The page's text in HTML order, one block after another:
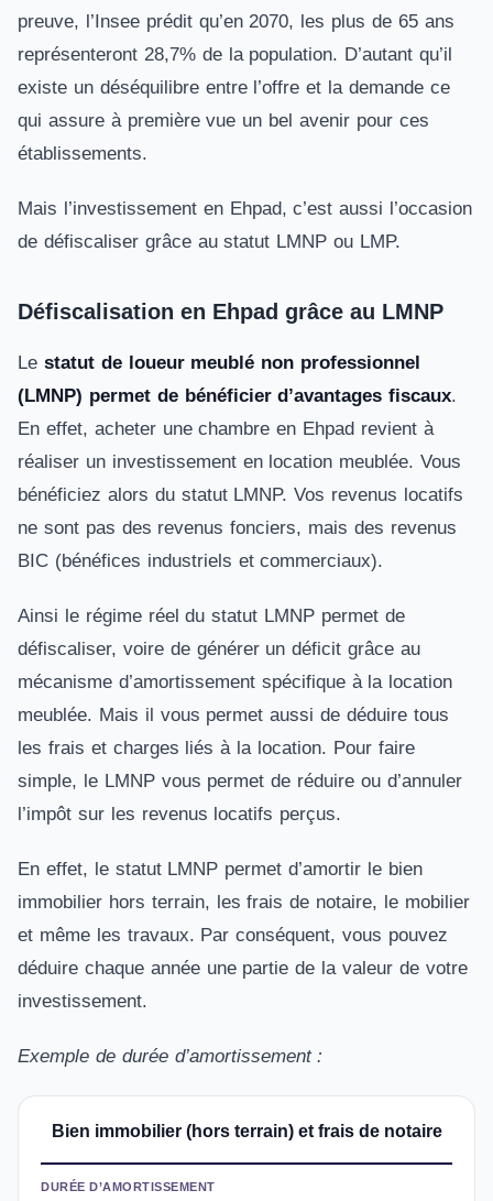
preuve, l’Insee prédit qu’en 2070, les plus de 65 ans
représenteront 28,7% de la population. D’autant qu’il
existe un déséquilibre entre l’offre et la demande ce
qui assure à première vue un bel avenir pour ces
établissements.
Mais l’investissement en Ehpad, c’est aussi l’occasion
de défiscaliser grâce au statut LMNP ou LMP.
Défiscalisation en Ehpad grâce au LMNP
Le statut de loueur meublé non professionnel
(LMNP) permet de bénéficier d’avantages fiscaux.
En effet, acheter une chambre en Ehpad revient à
réaliser un investissement en location meublée. Vous
bénéficiez alors du statut LMNP. Vos revenus locatifs
ne sont pas des revenus fonciers, mais des revenus
BIC (bénéfices industriels et commerciaux).
Ainsi le régime réel du statut LMNP permet de
défiscaliser, voire de générer un déficit grâce au
mécanisme d’amortissement spécifique à la location
meublée. Mais il vous permet aussi de déduire tous
les frais et charges liés à la location. Pour faire
simple, le LMNP vous permet de réduire ou d’annuler
l’impôt sur les revenus locatifs perçus.
En effet, le statut LMNP permet d’amortir le bien
immobilier hors terrain, les frais de notaire, le mobilier
et même les travaux. Par conséquent, vous pouvez
déduire chaque année une partie de la valeur de votre
investissement.
Exemple de durée d’amortissement :
Bien immobilier (hors terrain) et frais de notaire
DURÉE D’AMORTISSEMENT